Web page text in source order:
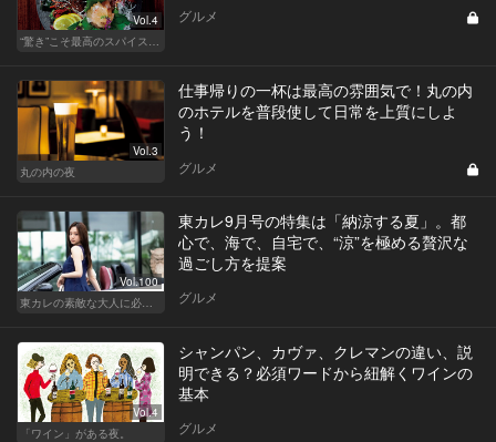
Vol.4
“驚き”こそ最高のスパイス！ 「こんなの初めて❤」スぺシャリテ
グルメ
Vol.3
丸の内の夜
仕事帰りの一杯は最高の雰囲気で！丸の内
のホテルを普段使して日常を上質にしよ
う！
グルメ
Vol.100
東カレ9月号の特集は「納涼する夏」。都
心で、海で、自宅で、“涼”を極める贅沢な
過ごし方を提案
グルメ
Vol.4
「ワイン」がある夜。
シャンパン、カヴァ、クレマンの違い、説
明できる？必須ワードから紐解くワインの
基本
グルメ